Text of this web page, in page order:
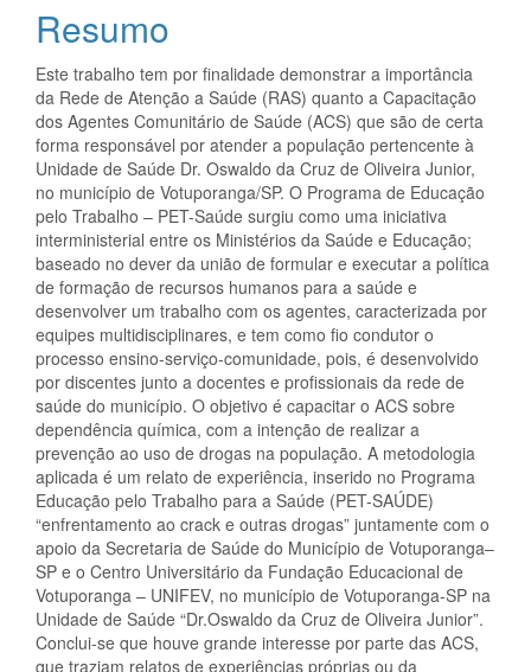
Resumo
Este trabalho tem por finalidade demonstrar a importância
da Rede de Atenção a Saúde (RAS) quanto a Capacitação
dos Agentes Comunitário de Saúde (ACS) que são de certa
forma responsável por atender a população pertencente à
Unidade de Saúde Dr. Oswaldo da Cruz de Oliveira Junior,
no município de Votuporanga/SP. O Programa de Educação
pelo Trabalho – PET-Saúde surgiu como uma iniciativa
interministerial entre os Ministérios da Saúde e Educação;
baseado no dever da união de formular e executar a política
de formação de recursos humanos para a saúde e
desenvolver um trabalho com os agentes, caracterizada por
equipes multidisciplinares, e tem como fio condutor o
processo ensino-serviço-comunidade, pois, é desenvolvido
por discentes junto a docentes e profissionais da rede de
saúde do município. O objetivo é capacitar o ACS sobre
dependência química, com a intenção de realizar a
prevenção ao uso de drogas na população. A metodologia
aplicada é um relato de experiência, inserido no Programa
Educação pelo Trabalho para a Saúde (PET-SAÚDE)
“enfrentamento ao crack e outras drogas” juntamente com o
apoio da Secretaria de Saúde do Município de Votuporanga–
SP e o Centro Universitário da Fundação Educacional de
Votuporanga – UNIFEV, no município de Votuporanga-SP na
Unidade de Saúde “Dr.Oswaldo da Cruz de Oliveira Junior”.
Conclui-se que houve grande interesse por parte das ACS,
que traziam relatos de experiências próprias ou da